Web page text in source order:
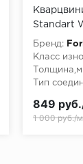
Standart
Oak
Бренд:
Класс
Тип
849
1 000 руб./